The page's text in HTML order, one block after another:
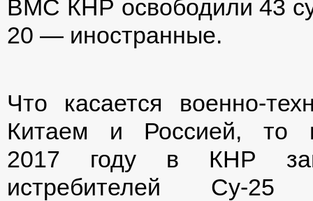
ВМС КНР освободили 43
20 — иностранные.
Что касается военно-
Китаем и Россией, то
2017 году в КНР
истребителей Су-25